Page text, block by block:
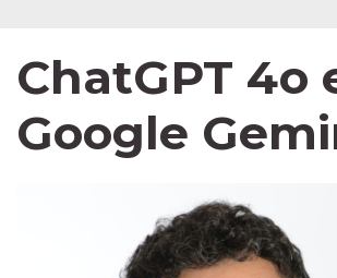
ChatGPT 4o
Google